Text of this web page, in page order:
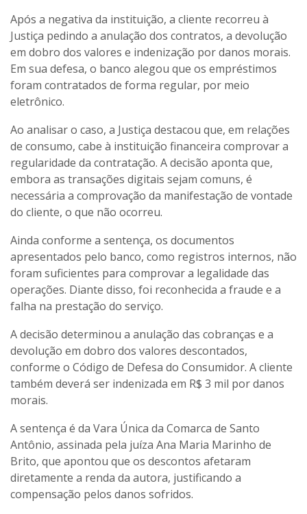
Após a negativa da instituição, a cliente recorreu à
Justiça pedindo a anulação dos contratos, a devolução
em dobro dos valores e indenização por danos morais.
Em sua defesa, o banco alegou que os empréstimos
foram contratados de forma regular, por meio
eletrônico.
Ao analisar o caso, a Justiça destacou que, em relações
de consumo, cabe à instituição financeira comprovar a
regularidade da contratação. A decisão aponta que,
embora as transações digitais sejam comuns, é
necessária a comprovação da manifestação de vontade
do cliente, o que não ocorreu.
Ainda conforme a sentença, os documentos
apresentados pelo banco, como registros internos, não
foram suficientes para comprovar a legalidade das
operações. Diante disso, foi reconhecida a fraude e a
falha na prestação do serviço.
A decisão determinou a anulação das cobranças e a
devolução em dobro dos valores descontados,
conforme o Código de Defesa do Consumidor. A cliente
também deverá ser indenizada em R$ 3 mil por danos
morais.
A sentença é da Vara Única da Comarca de Santo
Antônio, assinada pela juíza Ana Maria Marinho de
Brito, que apontou que os descontos afetaram
diretamente a renda da autora, justificando a
compensação pelos danos sofridos.